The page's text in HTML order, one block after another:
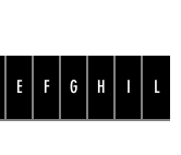
E F G H I L